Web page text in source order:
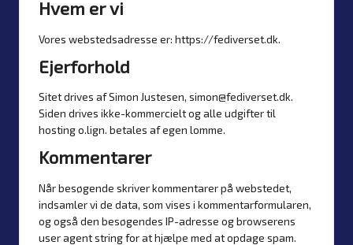
Hvem er vi
Vores webstedsadresse er: https://fediverset.dk.
Ejerforhold
Sitet drives af Simon Justesen, simon@fediverset.dk.
Siden drives ikke-kommercielt og alle udgifter til
hosting o.lign. betales af egen lomme.
Kommentarer
Når besøgende skriver kommentarer på webstedet,
indsamler vi de data, som vises i kommentarformularen,
og også den besøgendes IP-adresse og browserens
user agent string for at hjælpe med at opdage spam.